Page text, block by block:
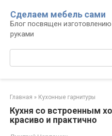
контенту
Сделаем мебель сами
Блог посвящен
руками
Главная » Кухонные гарнитуры
Кухня со встроенным
красиво и практично